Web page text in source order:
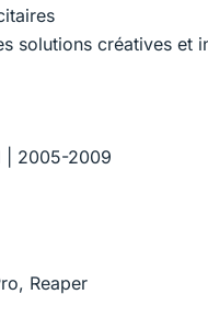
solutions créatives et
| 2005-2009
Reaper